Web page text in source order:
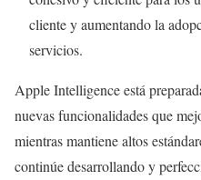
cliente y aumentando la
servicios.
Apple Intelligence está
nuevas funcionalidades que
mientras mantiene altos
continúe desarrollando y